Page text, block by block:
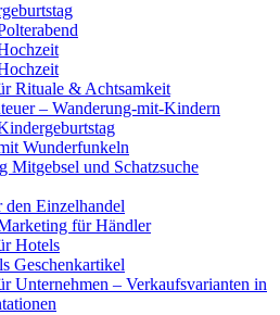
Rituale & Achtsamkeit
– Wanderung-mit-Kindern
Wunderfunkeln
Mitgebsel und Schatzsuche
Einzelhandel
für Händler
Hotels
Geschenkartikel
Unternehmen – Verkaufsvarianten in